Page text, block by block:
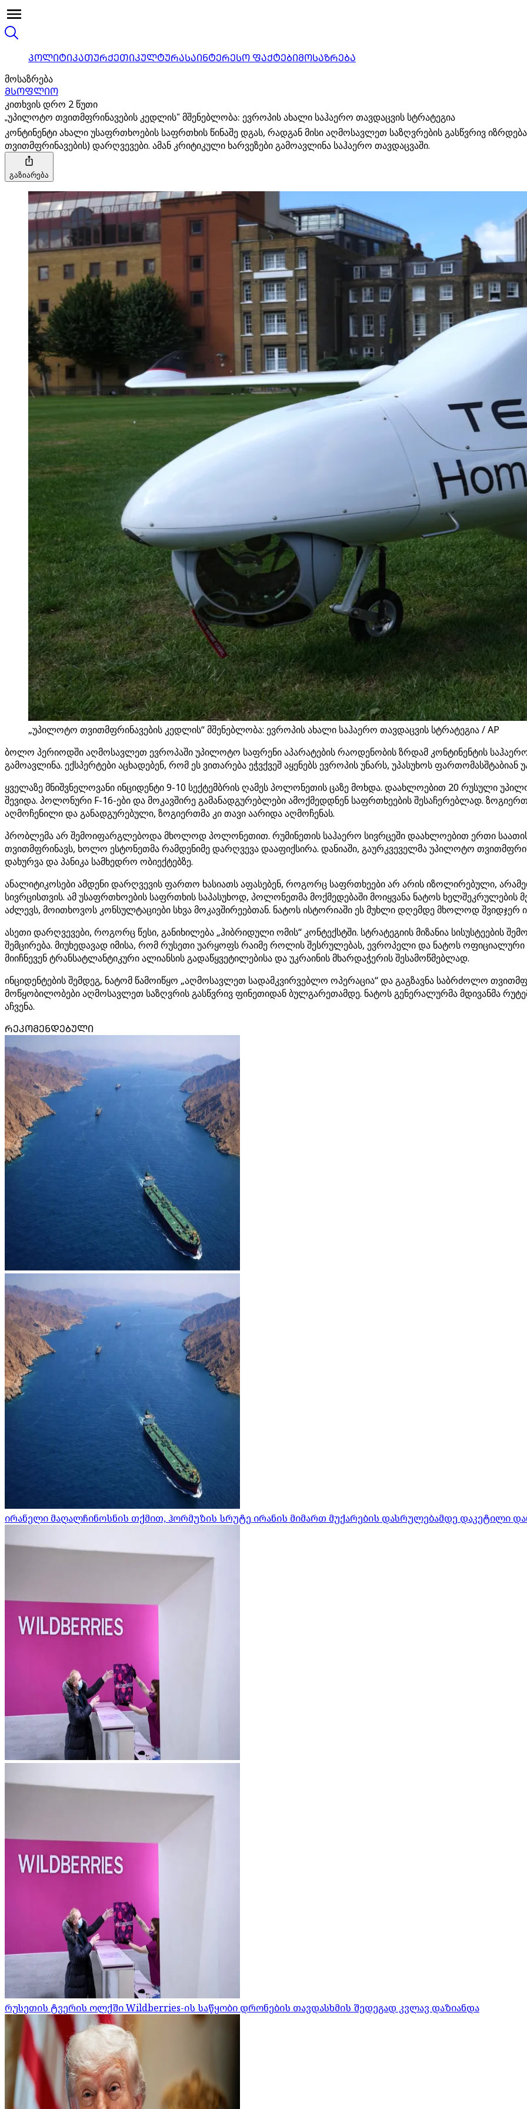
ᲞᲝᲚᲘᲢᲘᲙᲐᲗᲣᲠᲥᲔᲗᲘᲙᲣᲚᲢᲣᲠᲐᲡᲐᲘᲜᲢᲔᲠᲔᲡᲝ ᲤᲐᲥᲢᲔᲑᲘᲛᲝᲡᲐᲖᲠᲔᲑᲐ
მოსაზრება
ᲛᲡᲝᲤᲚᲘᲝ
კითხვის დრო 2 წუთი
„უპილოტო თვითმფრინავების კედლის“ მშენებლობა: ევროპის ახალი საჰაერო თავდაცვის სტრატეგია
კონტინენტი ახალი უსაფრთხოების საფრთხის წინაშე დგას, რადგან მისი აღმოსავლეთ საზღვრების გასწვრივ
თვითმფრინავების) დარღვევები. ამან კრიტიკული ხარვეზები გამოავლინა საჰაერო თავდაცვაში.
გაზიარება
„უპილოტო თვითმფრინავების კედლის“ მშენებლობა: ევროპის ახალი საჰაერო თავდაცვის სტრატეგია / AP
ბოლო პერიოდში აღმოსავლეთ ევროპაში უპილოტო საფრენი აპარატების რაოდენობის ზრდამ კონტინენტის
გამოავლინა. ექსპერტები აცხადებენ, რომ ეს ვითარება ეჭვქვეშ აყენებს ევროპის უნარს, უპასუხოს
ყველაზე მნიშვნელოვანი ინციდენტი 9-10 სექტემბრის ღამეს პოლონეთის ცაზე მოხდა. დაახლოებით 20 რუსული
შევიდა. პოლონური F-16-ები და მოკავშირე გამანადგურებლები ამოქმედდნენ საფრთხეების შესაჩერებლად.
აღმოჩენილი და განადგურებული, ზოგიერთმა კი თავი აარიდა აღმოჩენას.
პრობლემა არ შემოიფარგლებოდა მხოლოდ პოლონეთით. რუმინეთის საჰაერო სივრცეში დაახლოებით ერთი
თვითმფრინავს, ხოლო ესტონეთმა რამდენიმე დარღვევა დააფიქსირა. დანიაში, გაურკვეველმა უპილოტო
დახურვა და პანიკა სამხედრო ობიექტებზე.
ანალიტიკოსები ამდენი დარღვევის ფართო ხასიათს აფასებენ, როგორც საფრთხეები არ არის იზოლირებული,
სივრცისთვის. ამ უსაფრთხოების საფრთხის საპასუხოდ, პოლონეთმა მოქმედებაში მოიყვანა ნატოს ხელშეკრულების
აძლევს, მოითხოვოს კონსულტაციები სხვა მოკავშირეებთან. ნატოს ისტორიაში ეს მუხლი დღემდე მხოლოდ შვიდჯერ
ასეთი დარღვევები, როგორც წესი, განიხილება „ჰიბრიდული ომის“ კონტექსტში. სტრატეგიის მიზანია სისუსტეების
შემცირება. მიუხედავად იმისა, რომ რუსეთი უარყოფს რაიმე როლის შესრულებას, ევროპელი და ნატოს
მიიჩნევენ ტრანსატლანტიკური ალიანსის გადაწყვეტილებისა და უკრაინის მხარდაჭერის შესამოწმებლად.
ინციდენტების შემდეგ, ნატომ წამოიწყო „აღმოსავლეთ სადამკვირვებლო ოპერაცია“ და გაგზავნა საბრძოლო
მოწყობილობები აღმოსავლეთ საზღვრის გასწვრივ ფინეთიდან ბულგარეთამდე. ნატოს გენერალურმა მდივანმა
აჩვენა.
ᲠᲔᲙᲝᲛᲔᲜᲓᲔᲑᲣᲚᲘ
ირანელი მაღალჩინოსნის თქმით, ჰორმუზის სრუტე ირანის მიმართ მუქარების დასრულებამდე დაკეტილი
რუსეთის ტვერის ოლქში Wildberries-ის საწყობი დრონების თავდასხმის შედეგად კვლავ დაზიანდა